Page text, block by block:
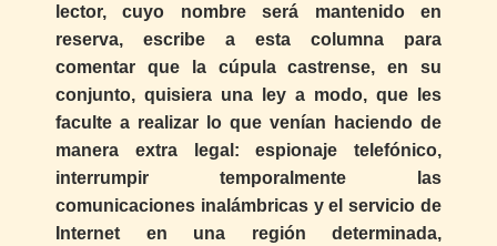
lector, cuyo nombre será mantenido en
reserva, escribe a esta columna para
comentar que la cúpula castrense, en su
conjunto, quisiera una ley a modo, que les
faculte a realizar lo que venían haciendo de
manera extra legal: espionaje telefónico,
interrumpir temporalmente las
comunicaciones inalámbricas y el servicio de
Internet en una región determinada,